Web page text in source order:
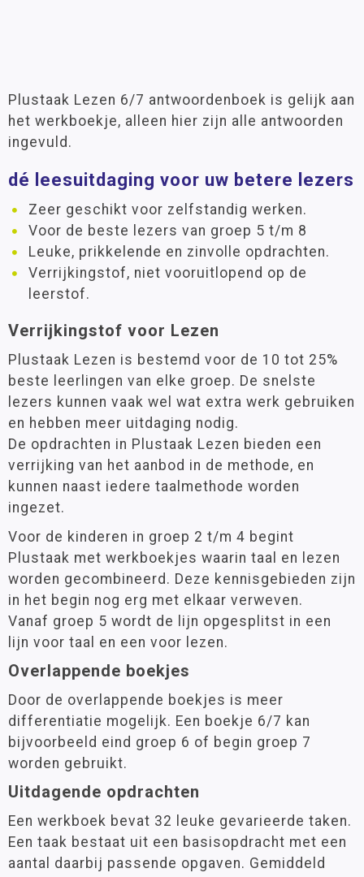
Plustaak Lezen 6/7 antwoordenboek is gelijk aan
het werkboekje, alleen hier zijn alle antwoorden
ingevuld.
dé leesuitdaging voor uw betere lezers
Zeer geschikt voor zelfstandig werken.
Voor de beste lezers van groep 5 t/m 8
Leuke, prikkelende en zinvolle opdrachten.
Verrijkingstof, niet vooruitlopend op de
leerstof.
Verrijkingstof voor Lezen
Plustaak Lezen is bestemd voor de 10 tot 25%
beste leerlingen van elke groep. De snelste
lezers kunnen vaak wel wat extra werk gebruiken
en hebben meer uitdaging nodig.
De opdrachten in Plustaak Lezen bieden een
verrijking van het aanbod in de methode, en
kunnen naast iedere taalmethode worden
ingezet.
Voor de kinderen in groep 2 t/m 4 begint
Plustaak met werkboekjes waarin taal en lezen
worden gecombineerd. Deze kennisgebieden zijn
in het begin nog erg met elkaar verweven.
Vanaf groep 5 wordt de lijn opgesplitst in een
lijn voor taal en een voor lezen.
Overlappende boekjes
Door de overlappende boekjes is meer
differentiatie mogelijk. Een boekje 6/7 kan
bijvoorbeeld eind groep 6 of begin groep 7
worden gebruikt.
Uitdagende opdrachten
Een werkboek bevat 32 leuke gevarieerde taken.
Een taak bestaat uit een basisopdracht met een
aantal daarbij passende opgaven. Gemiddeld